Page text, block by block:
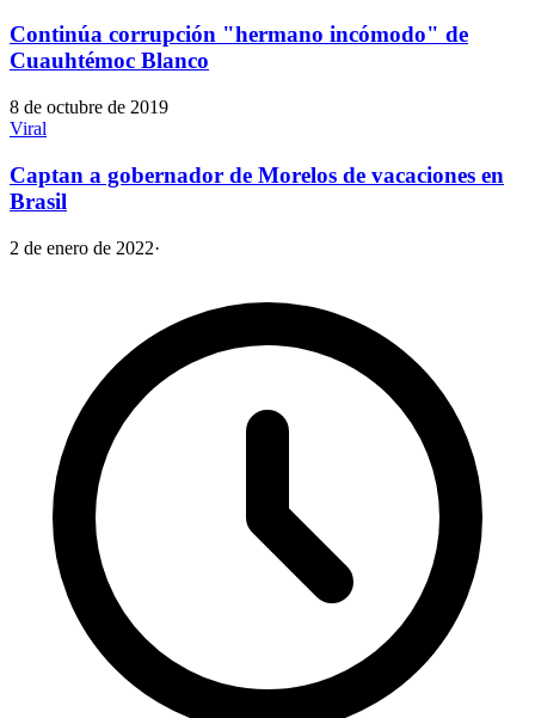
Continúa corrupción "hermano incómodo" de
Cuauhtémoc Blanco
8 de octubre de 2019
Viral
Captan a gobernador de Morelos de vacaciones en
Brasil
2 de enero de 2022·